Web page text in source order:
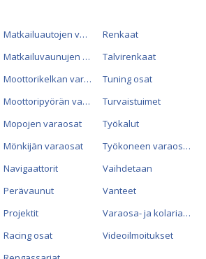
Matkailuautojen varaosat
Matkailuvaunujen varaosat
Moottorikelkan varaosat
Moottoripyörän varaosat
Mopojen varaosat
Mönkijän varaosat
Navigaattorit
Perävaunut
Projektit
Racing osat
Renkaat
Talvirenkaat
Tuning osat
Turvaistuimet
Työkalut
Työkoneen varaosat
Vaihdetaan
Vanteet
Varaosa- ja kolariautot
Videoilmoitukset